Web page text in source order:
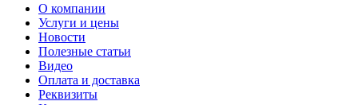
О компании
Услуги и цены
Новости
Полезные статьи
Видео
Оплата и доставка
Реквизиты